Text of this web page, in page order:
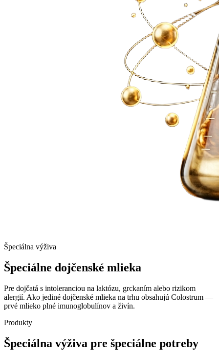
Špeciálna výživa
Špeciálne dojčenské mlieka
Pre dojčatá s intoleranciou na laktózu, grckaním alebo rizikom
alergií. Ako jediné dojčenské mlieka na trhu obsahujú Colostrum —
prvé mlieko plné imunoglobulínov a živín.
Produkty
Špeciálna výživa pre špeciálne potreby